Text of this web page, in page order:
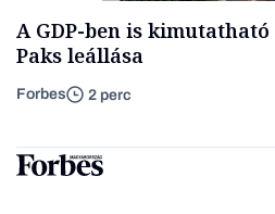
A GDP-ben is
Paks leállása
Forbes 2 perc